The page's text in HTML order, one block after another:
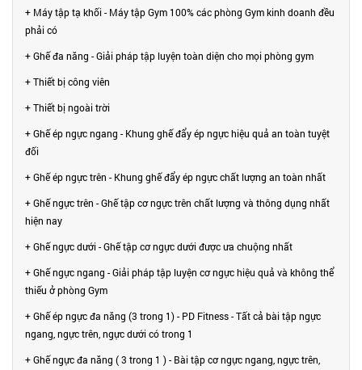
+ Máy tập tạ khối - Máy tập Gym 100% các phòng Gym kinh doanh đều
phải có
+ Ghế đa năng - Giải pháp tập luyện toàn diện cho mọi phòng gym
+ Thiết bị công viên
+ Thiết bị ngoài trời
+ Ghế ép ngực ngang - Khung ghế đẩy ép ngực hiệu quả an toàn tuyệt
đối
+ Ghế ép ngực trên - Khung ghế đẩy ép ngực chất lượng an toàn nhất
+ Ghế ngực trên - Ghế tập cơ ngực trên chất lượng và thông dụng nhất
hiện nay
+ Ghế ngực dưới - Ghế tập cơ ngực dưới được ưa chuộng nhất
+ Ghế ngực ngang - Giải pháp tập luyện cơ ngực hiệu quả và không thể
thiếu ở phòng Gym
+ Ghế ép ngực đa năng (3 trong 1) - PD Fitness - Tất cả bài tập ngực
ngang, ngực trên, ngực dưới có trong 1
+ Ghế ngực đa năng ( 3 trong 1 ) - Bài tập cơ ngực ngang, ngực trên,